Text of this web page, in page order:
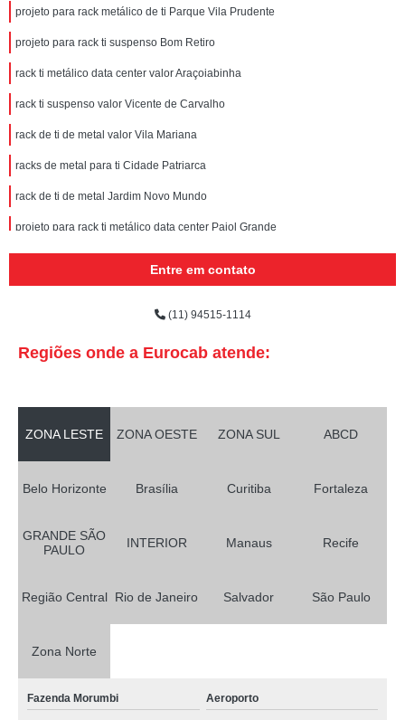
projeto para rack metálico de ti Parque Vila Prudente
projeto para rack ti suspenso Bom Retiro
rack ti metálico data center valor Araçoiabinha
rack ti suspenso valor Vicente de Carvalho
rack de ti de metal valor Vila Mariana
racks de metal para ti Cidade Patriarca
rack de ti de metal Jardim Novo Mundo
projeto para rack ti metálico data center Paiol Grande
qual o preço de rack ti suspenso jardim São Saveiro
qual o preço de rack ti parede metálico Engenho de Dentro
rack ti parede metálico valor Volta Redonda
rack de ti metálico Indaiatuba
rack de ti metálico valor Água Santa
projeto para rack de ti metálico Parque Vila Prudente
racks ti de aluminio Vila Andrade
projeto para rack de ti de metal Arujá
Entre em contato
(11) 94515-1114
Regiões onde a Eurocab atende:
ZONA LESTE ZONA OESTE ZONA SUL ABCD
Belo Horizonte Brasília Curitiba Fortaleza
GRANDE SÃO
PAULO
INTERIOR Manaus Recife
Região Central Rio de Janeiro Salvador São Paulo
Zona Norte
Fazenda Morumbi Aeroporto